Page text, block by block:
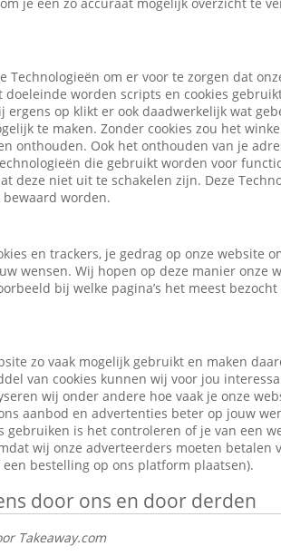
Technologieën om er voor te zorgen dat
worden scripts en cookies
op klikt er ook daadwerkelijk wat
te maken. Zonder cookies zou het
onthouden. Ook het onthouden van je
die gebruikt worden voor
deze niet uit te schakelen zijn. Deze
worden.
en trackers, je gedrag op onze website
wensen. Wij hopen op deze manier onze
bij welke pagina’s het meest
zo vaak mogelijk gebruikt en maken
van cookies kunnen wij voor jou
wij onder andere hoe vaak je onze
aanbod en advertenties beter op jouw
is het controleren of je van een
wij onze adverteerders moeten betalen
bestelling op ons platform plaatsen).
door ons en door derden
Takeaway.com